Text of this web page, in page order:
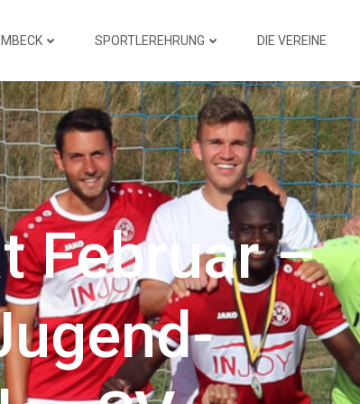
SPORTLEREHRUNG DIE VEREINE
Februar –